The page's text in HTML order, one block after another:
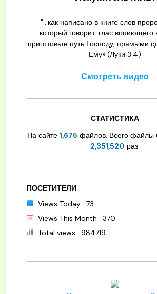
"...как написано в книге слов
который говорит: глас вопиющего
приготовьте путь Господу, прямыми
Ему» (Луки 3:4)
Смотреть видео
СТАТИСТИКА
На сайте 1,675 файлов. Всего файлы
2,351,520 раз.
ПОСЕТИТЕЛИ
Views Today : 73
Views This Month : 370
Total views : 984719